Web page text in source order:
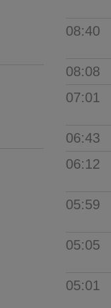
08:40
08:08
07:01
06:43
06:12
05:59
05:05
05:01